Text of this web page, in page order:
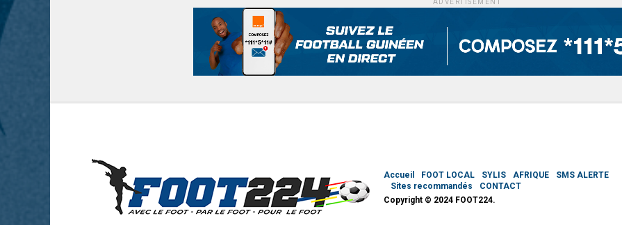
ADVERTISEMENT
Accueil FOOT LOCAL SYLIS AFRIQUE
SMS ALERTE
Sites recommandés
CONTACT
Copyright © 2024 FOOT224.